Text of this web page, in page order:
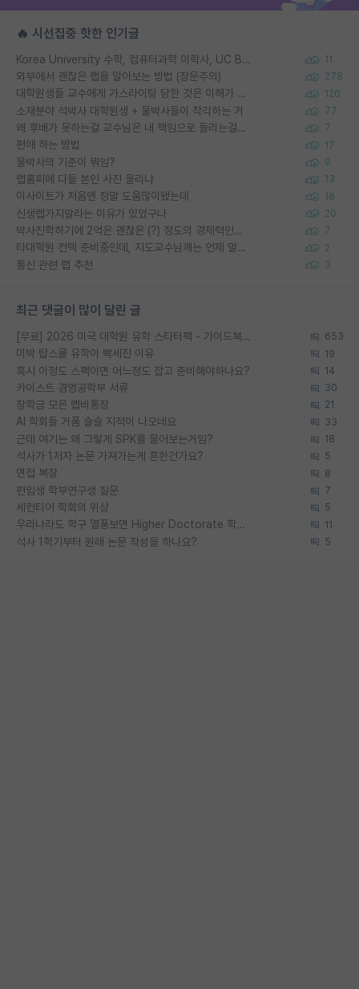
🔥 시선집중 핫한 인기글
Korea University 수학, 컴퓨터과학 이학사, UC Berkeley 산업공학 대학원 공학박사가 되는 것은 쉽지 않겠죠? 11
외부에서 괜찮은 랩을 알아보는 방법 (장문주의) 278
대학원생들 교수에게 가스라이팅 당한 것은 이해가 갑니다. 안타깝네요. 120
소재분야 석박사 대학원생 + 물박사들이 착각하는 거 77
왜 후배가 못하는걸 교수님은 내 책임으로 돌리는걸까요? 7
편애 하는 방법 17
물박사의 기준이 뭐임? 9
랩홈피에 다들 본인 사진 올리냐 13
이사이트가 처음엔 정말 도움많이됐는데 16
신생랩가지말라는 이유가 있었구나 20
박사진학하기에 2억은 괜찮은 (?) 정도의 경제력인가요 7
타대학원 컨텍 준비중인데, 지도교수님께는 언제 말씀드려야 할까요? 2
통신 관련 랩 추천 3
최근 댓글이 많이 달린 글
[무료] 2026 미국 대학원 유학 스타터팩 - 가이드북 & 합격자 컨택메일 템플릿 653
미박 탑스쿨 유학이 빡세진 이유 19
혹시 이정도 스펙이면 어느정도 잡고 준비해야하나요? 14
카이스트 경영공학부 서류 30
장학금 모은 랩비통장 21
AI 학회들 거품 슬슬 지적이 나오네요 33
근데 여기는 왜 그렇게 SPK를 물어보는거임? 18
석사가 1저자 논문 가져가는게 흔한건가요? 5
면접 복장 8
편입생 학부연구생 질문 7
세컨티어 학회의 위상 5
우리나라도 학구 열풍보면 Higher Doctorate 학위가 필요하다고 봅니다. 11
석사 1학기부터 원래 논문 작성을 하나요? 5